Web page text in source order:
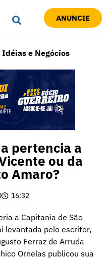
ANUNCIE
Idéias e Negócios
pertencia a
ou da
Amaro?
16:32
a Capitania de São
levantada pelo escritor,
Ferraz de Arruda
Ornelas publicou sua